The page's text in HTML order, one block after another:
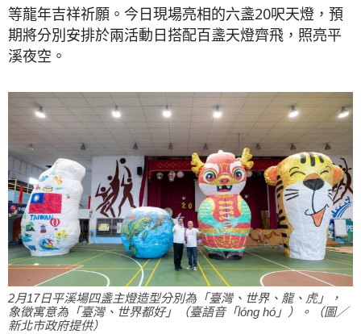
等龍年吉祥祈願。今日現場亮相的六盞20呎天燈，預
期將分別安排於兩活動日搭配百盞天燈齊飛，照亮平
溪夜空。
2月17日平溪場四盞主燈造型分別為「臺灣、世界、龍、虎」，
象徵寓意為「臺灣、世界都好」（臺語音「lóng hó」）。（圖／
新北市政府提供）